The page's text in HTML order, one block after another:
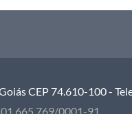
CEP 74.610-100 -
0001-91